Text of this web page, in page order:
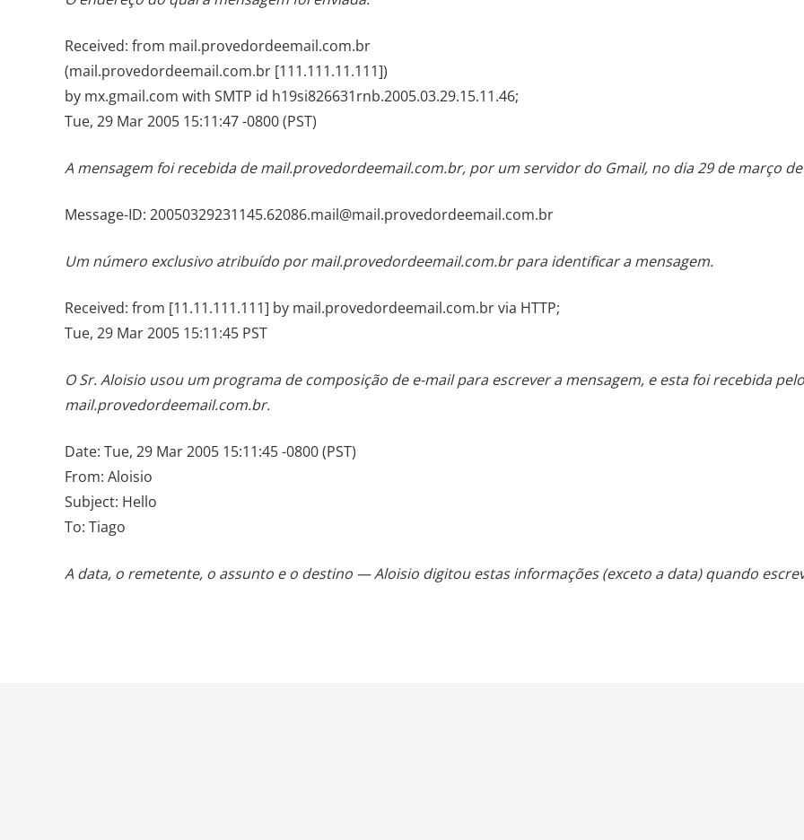
Received: from mail.provedordeemail.com.br
(mail.provedordeemail.com.br [111.111.11.111])
by mx.gmail.com with SMTP id h19si826631rnb.2005.03.29.15.11.46;
Tue, 29 Mar 2005 15:11:47 -0800 (PST)
A mensagem foi recebida de mail.provedordeemail.com.br, por um servidor do Gmail, no dia 29 de março
Message-ID: 20050329231145.62086.mail@mail.provedordeemail.com.br
Um número exclusivo atribuído por mail.provedordeemail.com.br para identificar a mensagem.
Received: from [11.11.111.111] by mail.provedordeemail.com.br via HTTP;
Tue, 29 Mar 2005 15:11:45 PST
O Sr. Aloisio usou um programa de composição de e-mail para escrever a mensagem, e esta foi recebida
mail.provedordeemail.com.br.
Date: Tue, 29 Mar 2005 15:11:45 -0800 (PST)
From: Aloisio
Subject: Hello
To: Tiago
A data, o remetente, o assunto e o destino — Aloisio digitou estas informações (exceto a data) quando